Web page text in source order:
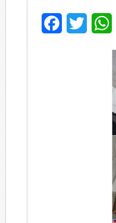
Facebook
Twitter